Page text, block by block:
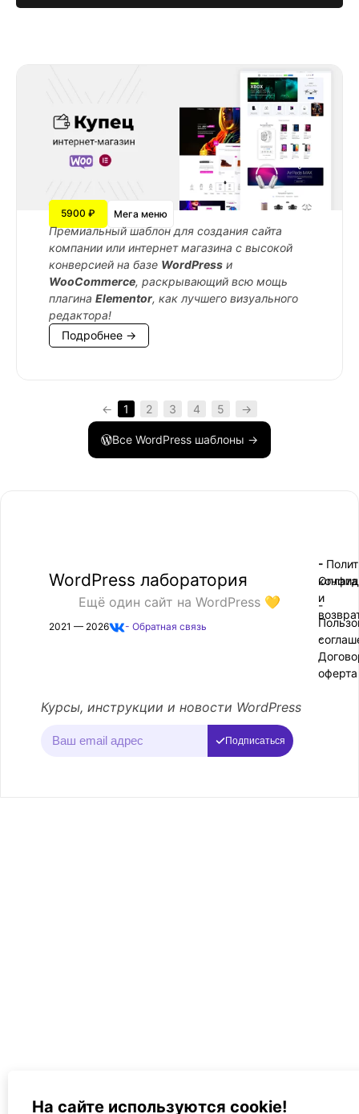
5900 ₽ Мега меню
Премиальный шаблон для создания сайта
компании или интернет магазина с высокой
конверсией на базе WordPress и
WooCommerce, раскрывающий всю мощь
плагина Elementor, как лучшего визуального
редактора!
Подробнее →
← 1 2 3 4 5 →
Все WordPress шаблоны →
WordPress лаборатория
Ещё один сайт на WordPress 💛
2021 — 2026 - Обратная связь
-
-
-
Оплата
и
-
оферта
Курсы, инструкции и новости WordPress
Подписаться
На сайте используются cookie!